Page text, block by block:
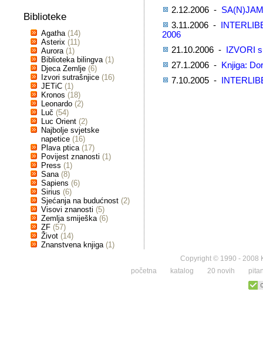
Biblioteke
Agatha (14)
Asterix (11)
Aurora (1)
Biblioteka bilingva (1)
Djeca Zemlje (6)
Izvori sutrašnjice (16)
JETiC (1)
Kronos (18)
Leonardo (2)
Luč (54)
Luc Orient (2)
Najbolje svjetske
napetice (16)
Plava ptica (17)
Povijest znanosti (1)
Press (1)
Sana (8)
Sapiens (6)
Sirius (6)
Sjećanja na budućnost (2)
Visovi znanosti (5)
Zemlja smiješka (6)
ZF (57)
Život (14)
Znanstvena knjiga (1)
2.12.2006 -
3.11.2006 -
2006
21.10.2006 -
IZVORI
27.1.2006 -
Knjiga:
7.10.2005 -
Copyright © 1990 - 2008
početna
katalog 20 novih